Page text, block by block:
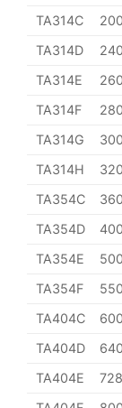
TA314C
200
TA314D
240
TA314E
260
TA314F
280
TA314G
300
TA314H
320
TA354C
360
TA354D
400
TA354E
500
TA354F
550
TA404C
600
TA404D
640
TA404E
728